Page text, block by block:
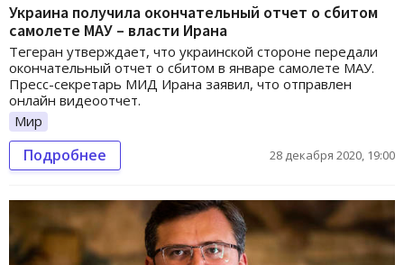
Украина получила окончательный отчет о сбитом
самолете МАУ – власти Ирана
Тегеран утверждает, что украинской стороне передали
окончательный отчет о сбитом в январе самолете МАУ.
Пресс-секретарь МИД Ирана заявил, что отправлен
онлайн видеоотчет.
Мир
Подробнее 28 декабря 2020, 19:00